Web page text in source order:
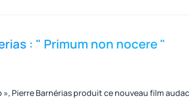
: " Primum non nocere "
», Pierre Barnérias produit ce nouveau film